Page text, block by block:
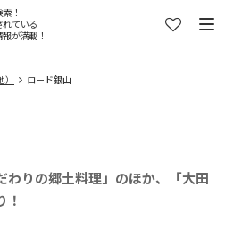
！
れている
が満載！
ロード銀山
わりの郷土料理」のほか、「大田